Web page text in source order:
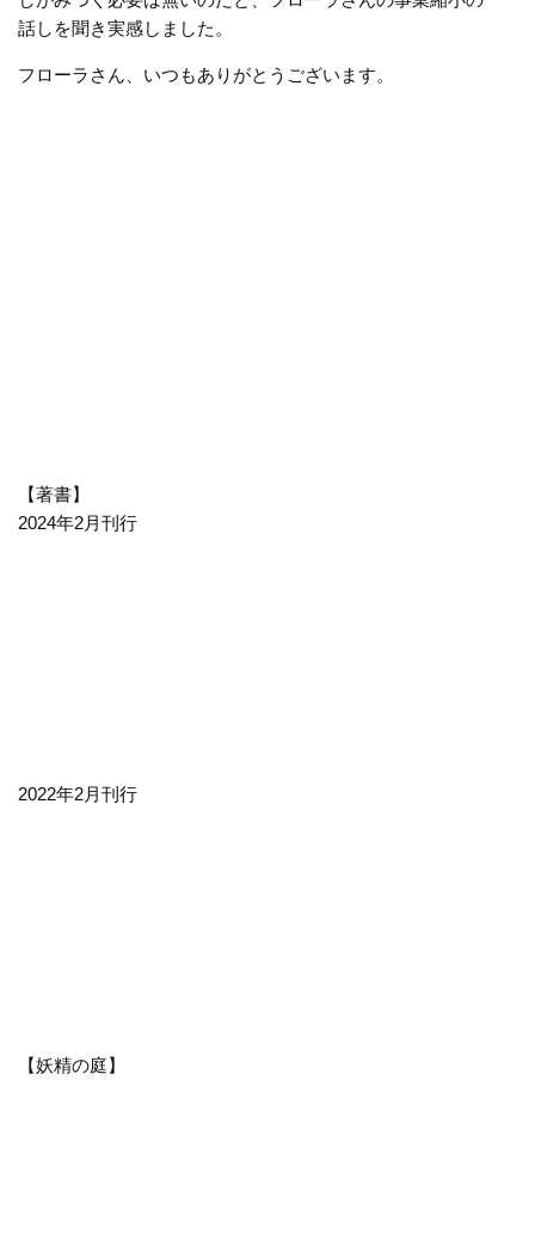
話しを聞き実感しました。
フローラさん、いつもありがとうございます。
【著書】
2024年2月刊行
2022年2月刊行
【妖精の庭】